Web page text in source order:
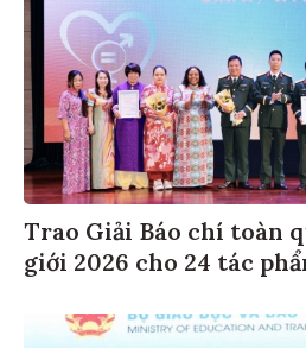
Trao Giải Báo chí toàn
giới 2026 cho 24 tác